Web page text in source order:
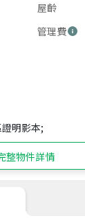
屋齡
管理費
明影本;
整物件詳情